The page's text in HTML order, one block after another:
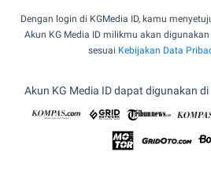
Dengan login di KGMedia ID, kamu
Akun KG Media ID milikmu akan
sesuai Kebijakan Data
Akun KG Media ID dapat digunakan